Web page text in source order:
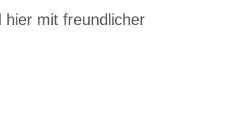
hier mit freundlicher